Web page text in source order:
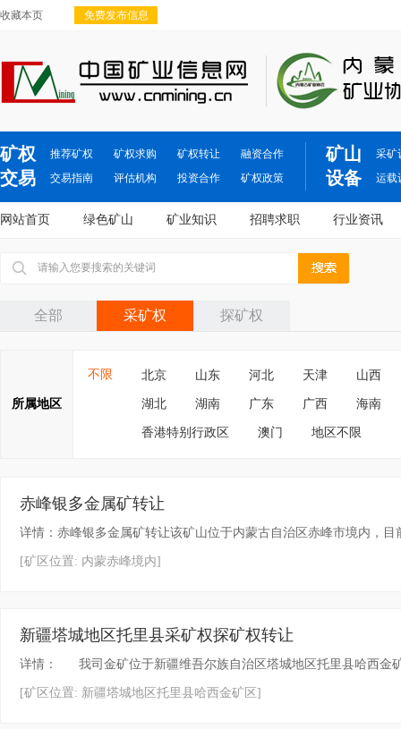
收藏本页 免费发布信息
矿权
交易
推荐矿权 矿权求购 矿权转让
融资合作
交易指南
评估机构 投资合作 矿权政策
矿山
设备
采矿
运载
网站首页 绿色矿山 矿业知识 招聘求职 行业资讯
全部 采矿权 探矿权
所属地区
不限 北京 山东 河北 天津 山西
湖北 湖南 广东 广西 海南
香港特别行政区 澳门 地区不限
赤峰银多金属矿转让
详情：赤峰银多金属矿转让该矿山位于内蒙古自治区赤峰市境内，
[矿区位置: 内蒙赤峰境内]
新疆塔城地区托里县采矿权探矿权转让
详情： 我司金矿位于新疆维吾尔族自治区塔城地区托里县哈西金
[矿区位置: 新疆塔城地区托里县哈西金矿区]